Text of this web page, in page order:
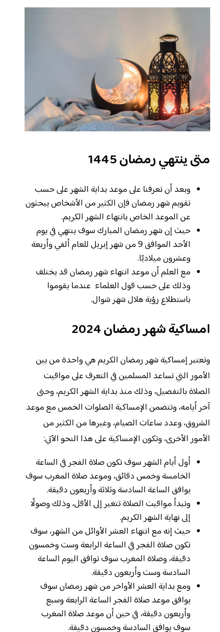
متى ينتهي رمضان 1445
وبعد أن تعرفنا على موعد بداية الشهر على حسب
تقويم شهر رمضان فإن الكثير من الأشخاص يبحثون
عن الموعد الخاص بانتهاء الشهر الكريم.
حيث إن شهر رمضان المبارك سوف ينتهي في يوم
الأحد الموافق 9 من شهر إبريل للعام ألفي وأربعة
وعشرون ميلاديًا.
مع العلم أن موعد انتهاء شهر رمضان قد يختلف
وذلك على حسب قول العلماء عندما يقوموا
باستطلاع رؤية هلال شهر شوال.
امساكية شهر رمضان 2024
وتعتبر إمساكية شهر رمضان الكريم هي واحدة من بين
الأمور التي تساعد المسلمين في التعرف على مواقيت
الصلاة بالتفصيل، وذلك منذ بداية الشهر الكريم، وحتى
آخر أيامه، وتتضمن الإمساكية الصلوات الخمس مع موعد
الشروق، وعدد ساعات الصيام، وغيرها من الكثير من
الأمور الأخرى، وتكون الإمساكية على هذا النحو الآتي:
أول أيام الشهر سوف تكون صلاة الفجر في الساعة
الخامسة وخمس دقائق، وموعد صلاة المغرب سوف
يوافق الساعة السادسة وثلاثة وأربعون دقيقة.
وتبدأ مواقيت الصلاة تتغير إلى الأقل، وذلك وصولًا
إلى نهاية الشهر الكريم.
حيث إنه مع انتهاء العشر الأوائل من الشهر، سوف
تكون صلاة الفجر في الساعة الرابعة وست وخمسون
دقيقة، وصلاة المغرب سوف توافق اليوم الساعة
السادسة وست وأربعون دقيقة.
ومع بداية العشر الأواخر من شهر رمضان سوف
يوافق موعد صلاة الفجر الساعة الرابعة وسبع
وأربعون دقيقة، في حين أن موعد صلاة المغرب
سوف يوافق السادسة وخمسون دقيقة.